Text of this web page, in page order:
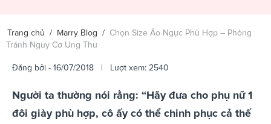
Trang chủ / Marry Blog / Chọn Size Áo Ngực Phù Hợp – Phòng
Tránh Nguy Cơ Ung Thư
Đăng bởi - 16/07/2018 | Lượt xem: 2540
Người ta thường nói rằng: “Hãy đưa cho phụ nữ 1
đôi giày phù hợp, cô ấy có thể chinh phục cả thế